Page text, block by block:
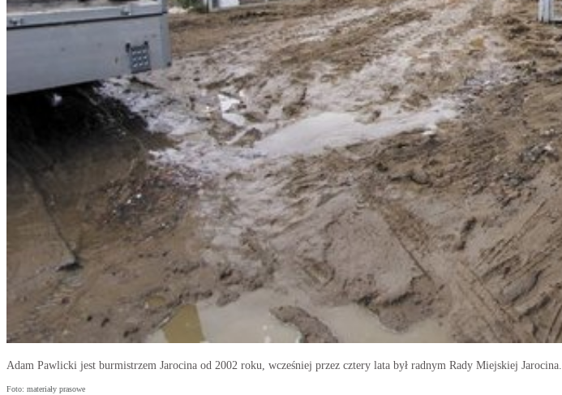
Adam Pawlicki jest burmistrzem Jarocina od 2002 roku, wcześniej przez cztery lata był radnym Rady Miejskiej Jarocina.
Foto: materiały prasowe